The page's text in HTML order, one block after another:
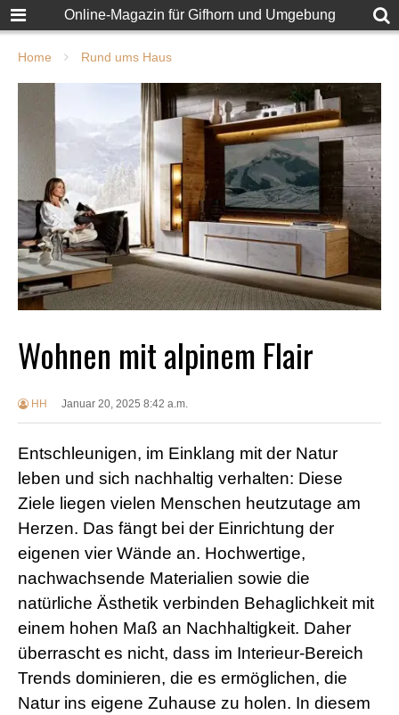
Online-Magazin für Gifhorn und Umgebung
Home Rund ums Haus
Wohnen mit alpinem Flair
HH Januar 20, 2025 8:42 a.m.
Entschleunigen, im Einklang mit der Natur
leben und sich nachhaltig verhalten: Diese
Ziele liegen vielen Menschen heutzutage am
Herzen. Das fängt bei der Einrichtung der
eigenen vier Wände an. Hochwertige,
nachwachsende Materialien sowie die
natürliche Ästhetik verbinden Behaglichkeit mit
einem hohen Maß an Nachhaltigkeit. Daher
überrascht es nicht, dass im Interieur-Bereich
Trends dominieren, die es ermöglichen, die
Natur ins eigene Zuhause zu holen. In diesem